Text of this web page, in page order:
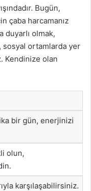
Bugün,
çaba harcamanız
duyarlı olmak,
sosyal ortamlarda yer
Kendinize olan
bir gün, enerjinizi
olun,
karşılaşabilirsiniz.